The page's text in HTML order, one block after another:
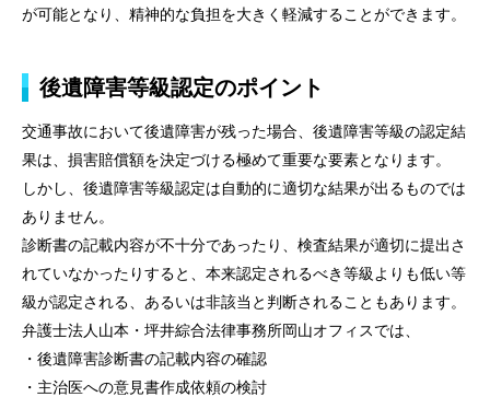
が可能となり、精神的な負担を大きく軽減することができます。
後遺障害等級認定のポイント
交通事故において後遺障害が残った場合、後遺障害等級の認定結
果は、損害賠償額を決定づける極めて重要な要素となります。
しかし、後遺障害等級認定は自動的に適切な結果が出るものでは
ありません。
診断書の記載内容が不十分であったり、検査結果が適切に提出さ
れていなかったりすると、本来認定されるべき等級よりも低い等
級が認定される、あるいは非該当と判断されることもあります。
弁護士法人山本・坪井綜合法律事務所岡山オフィスでは、
・後遺障害診断書の記載内容の確認
・主治医への意見書作成依頼の検討